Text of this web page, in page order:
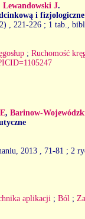
Lewandowski J.
i
, 221-226 ; 1 tab.,
; Ruchomość
, Barinow-
2013
, 71-81 ; 2
aplikacji ; Ból ;